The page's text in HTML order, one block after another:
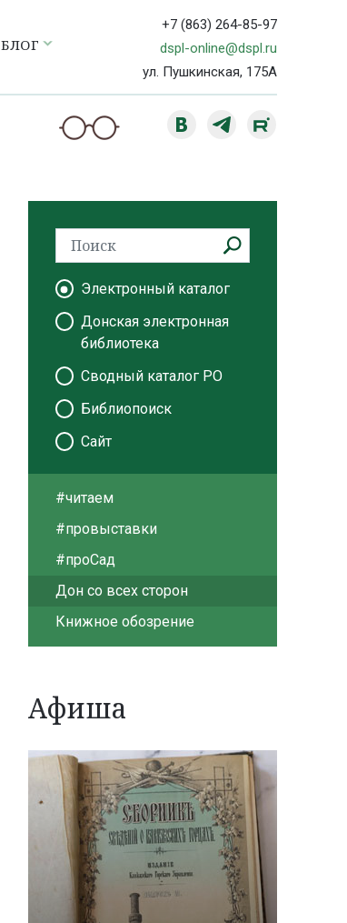
БЛОГ
+7 (863) 264-85-97
dspl-online@dspl.ru
ул. Пушкинская, 175А
Электронный каталог
Донская электронная
библиотека
Сводный каталог РО
Библиопоиск
Сайт
#читаем
#провыставки
#проСад
Дон со всех сторон
Книжное обозрение
Афиша